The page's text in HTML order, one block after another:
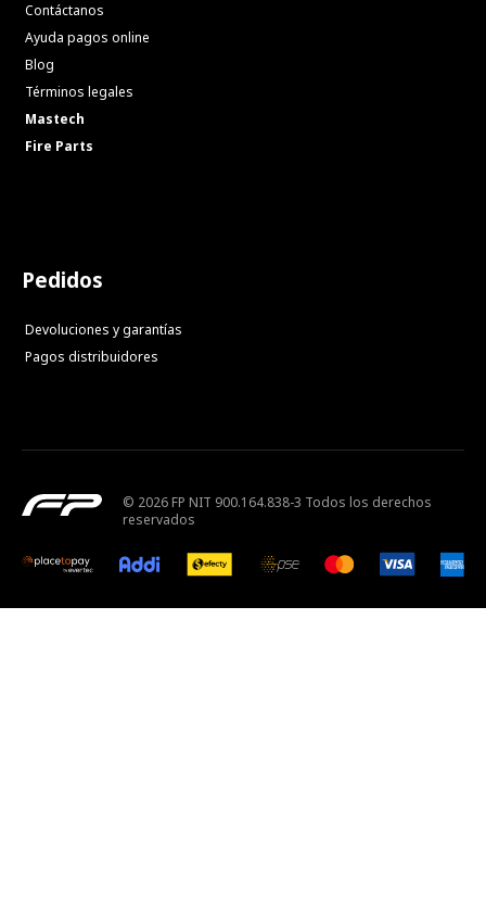
Contáctanos
Ayuda pagos online
Blog
Términos legales
Mastech
Fire Parts
Pedidos
Devoluciones y garantías
Pagos distribuidores
© 2026 FP NIT 900.164.838-3 Todos los derechos
reservados